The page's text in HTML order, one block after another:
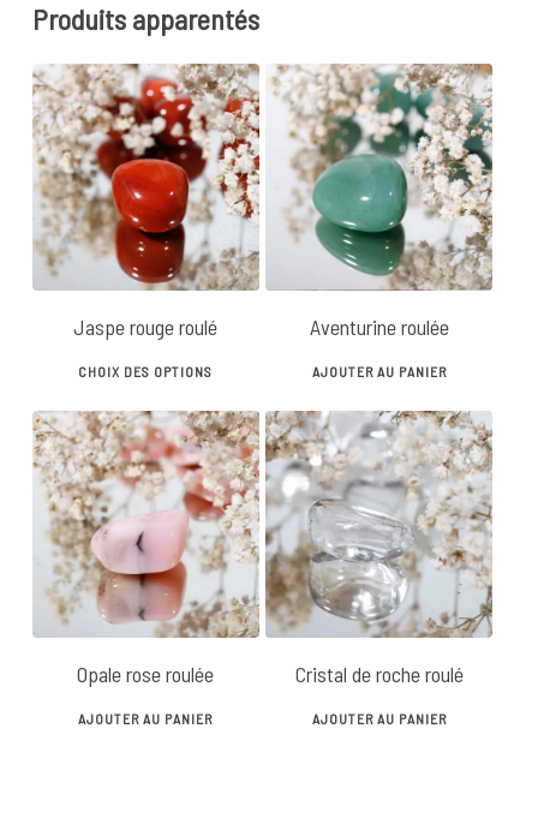
Produits apparentés
Jaspe rouge roulé
CHOIX DES OPTIONS
has
multiple
variants.
The
options
may
be
5€
Aventurine roulée
AJOUTER AU PANIER
10€
Opale rose roulée
AJOUTER AU PANIER
5€
Cristal de roche roulé
AJOUTER AU PANIER